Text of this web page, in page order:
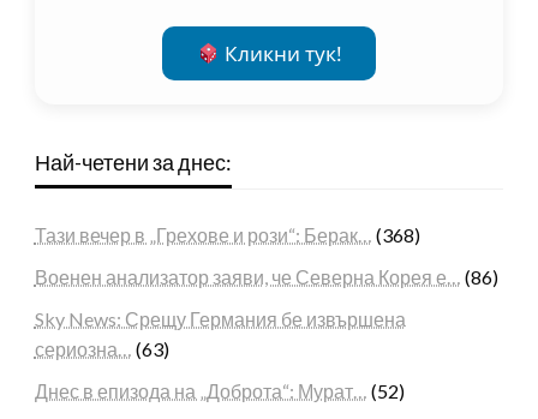
Кликни тук!
Най-четени за днес:
Тази вечер в „Грехове и рози“: Берак… (368)
Военен анализатор заяви, че Северна Корея е… (86)
Sky News: Срещу Германия бе извършена
сериозна… (63)
Днес в епизода на „Доброта“: Мурат… (52)